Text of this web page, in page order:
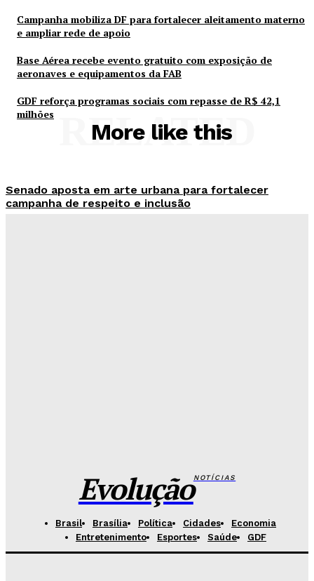
Campanha mobiliza DF para fortalecer aleitamento materno
e ampliar rede de apoio
Base Aérea recebe evento gratuito com exposição de
aeronaves e equipamentos da FAB
GDF reforça programas sociais com repasse de R$ 42,1
milhões
More like this
RELATED
Senado aposta em arte urbana para fortalecer
campanha de respeito e inclusão
EvoluçãoNOTÍCIAS
Brasil Brasília Política Cidades
Economia
Entretenimento
Esportes Saúde GDF